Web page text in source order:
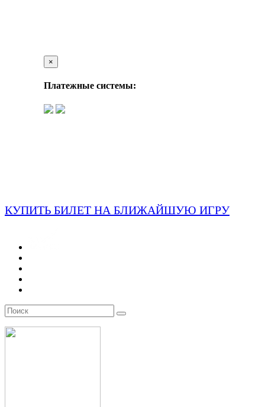
×
Платежные системы:
КУПИТЬ БИЛЕТ НА БЛИЖАЙШУЮ ИГРУ